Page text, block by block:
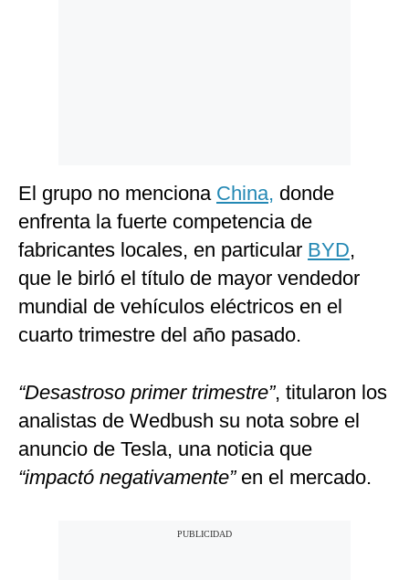
El grupo no menciona China, donde
enfrenta la fuerte competencia de
fabricantes locales, en particular BYD,
que le birló el título de mayor vendedor
mundial de vehículos eléctricos en el
cuarto trimestre del año pasado.
“Desastroso primer trimestre”, titularon los
analistas de Wedbush su nota sobre el
anuncio de Tesla, una noticia que
“impactó negativamente”en el mercado.